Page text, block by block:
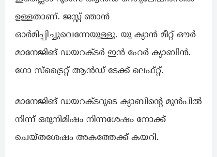
ഉള്ളതാണ്. ജസ്റ്റ് ഞാൻ
ഓർമിപ്പിച്ചുവെന്നേയുള്ളൂ. യു ക്യാൻ മീറ്റ് ഔർ
മാനേജിങ് ഡയറക്ടർ ഇൻ ഹേർ ക്യാബിൻ.
ഗോ സ്ട്രൈറ്റ് ആൻഡ് ടേക്ക് ലെഫ്റ്റ്.
മാനേജിങ് ഡയറക്ടറുടെ ക്യാബിന്റെ മുൻപിൽ
നിന്ന് ഒരുനിമിഷം നിന്നശേഷം നോക്ക്
ചെയ്തശേഷം അകത്തേക്ക് കയറി.